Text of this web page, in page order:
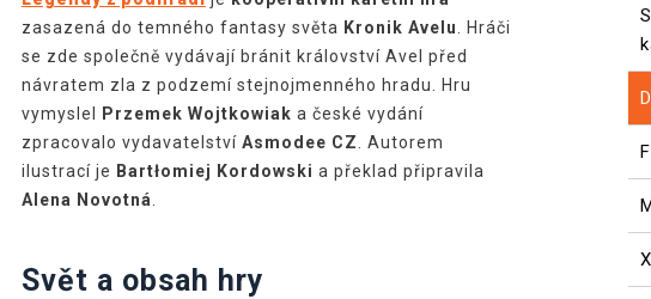
zasazená do temného fantasy světa Kronik Avelu
. Hráči
se zde společně vydávají bránit království Avel před
návratem zla z podzemí stejnojmenného hradu. Hru
vymyslel Przemek Wojtkowiak a české vydání
zpracovalo vydavatelství Asmodee CZ
. Autorem
ilustrací je Bartłomiej Kordowski a překlad připravila
Alena Novotná
Svět a obsah hry